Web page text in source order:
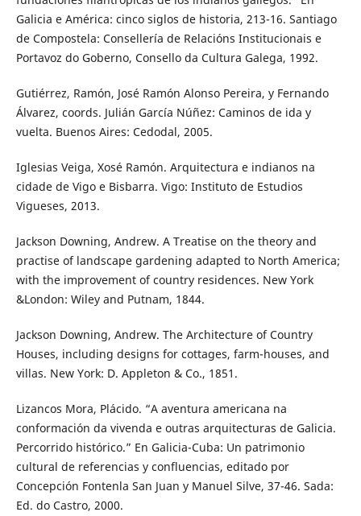
Galicia e América: cinco siglos de historia, 213-16. Santiago
de Compostela: Consellería de Relacións Institucionais e
Portavoz do Goberno, Consello da Cultura Galega, 1992.
Gutiérrez, Ramón, José Ramón Alonso Pereira, y Fernando
Álvarez, coords. Julián García Núñez: Caminos de ida y
vuelta. Buenos Aires: Cedodal, 2005.
Iglesias Veiga, Xosé Ramón. Arquitectura e indianos na
cidade de Vigo e Bisbarra. Vigo: Instituto de Estudios
Vigueses, 2013.
Jackson Downing, Andrew. A Treatise on the theory and
practise of landscape gardening adapted to North America;
with the improvement of country residences. New York
&London: Wiley and Putnam, 1844.
Jackson Downing, Andrew. The Architecture of Country
Houses, including designs for cottages, farm-houses, and
villas. New York: D. Appleton & Co., 1851.
Lizancos Mora, Plácido. “A aventura americana na
conformación da vivenda e outras arquitecturas de Galicia.
Percorrido histórico.” En Galicia-Cuba: Un patrimonio
cultural de referencias y confluencias, editado por
Concepción Fontenla San Juan y Manuel Silve, 37-46. Sada:
Ed. do Castro, 2000.